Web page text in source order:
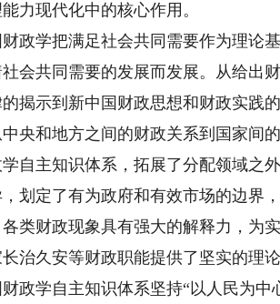
力现代化中的核心作用。
学把满足社会共同需要作为理论
会共同需要的发展而发展。从给出
揭示到新中国财政思想和财政实践
央和地方之间的财政关系到国家间
自主知识体系，拓展了分配领域之
划定了有为政府和有效市场的边界
类财政现象具有强大的解释力，为
治久安等财政职能提供了坚实的理论
学自主知识体系坚持“以人民为中